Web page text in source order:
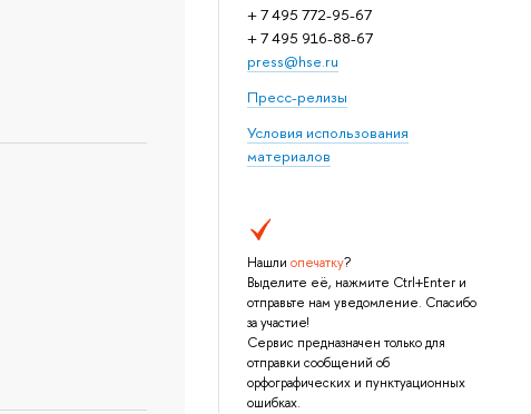
+ 7 495 772-95-67
+ 7 495 916-88-67
press@hse.ru
Пресс-релизы
Условия использования
материалов
Нашли опечатку?
Выделите её, нажмите Ctrl+Enter и
отправьте нам уведомление. Спасибо
за участие!
Сервис предназначен только для
отправки сообщений об
орфографических и пунктуационных
ошибках.